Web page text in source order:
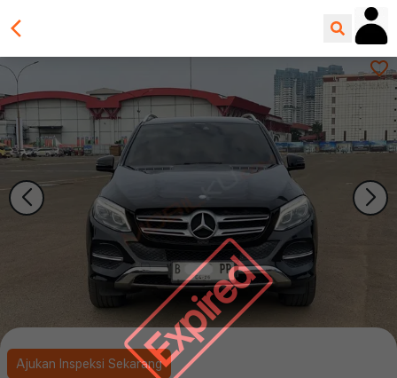
Expired
Ajukan Inspeksi Sekarang